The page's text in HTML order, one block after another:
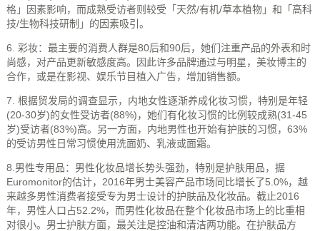
格」因素影响，而成熟受访者则较受「天然/有机/草本植物」和「高科
技/生物科技研制」的因素吸引。
6. 彩妆：最主要的消费人群是80后和90后，她们注重产品的外表和时
尚感，对产品更新敏感度高。因此许多品牌通过与明星，美妆博主的
合作，或是在影视、娱乐节目植入广告，增加销售额。
7. 根据贸发局的调查显示，内地女性逐渐养成化妆习惯，特别是年轻
(20-30岁)的女性受访者(88%)，她们有化妆习惯的比例较成熟(31-45
岁)受访者(83%)高。另一方面，内地男性也开始有护肤的习惯，63%
的受访男性日常习惯使用洗面奶、乳液或面霜。
8.男性专用品：男性化妆品增长势头强劲，特别是护肤用品，据
Euromonitor的估计，2016年男士美容产品市场同比增长了5.0%，越
来越多男性消费者接受专为男士设计的护肤品及化妆品。截止2016
年，男性人口占52.2%，而男性化妆品在整个化妆品市场上的比重相
对很小。男士护肤方面，最关注是控油和清洁两功能。在护肤品方